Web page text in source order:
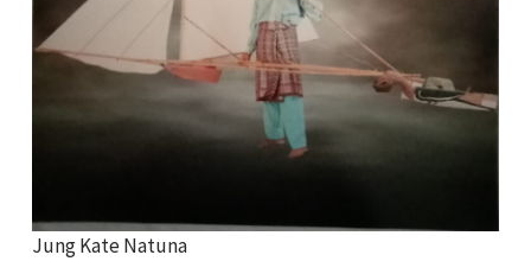
Jung Kate Natuna